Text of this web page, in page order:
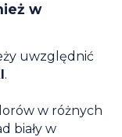
w
uwzględnić
.
w różnych
biały w